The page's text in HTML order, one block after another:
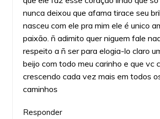
nunca deixou que afama tirace seu
nasceu com ele pra mim ele é unico
paixão. ñ adimito quer niguem fale
respeito a ñ ser para elogia-lo claro
beijo com todo meu carinho e que vc
crescendo cada vez mais em todos
caminhos
Responder